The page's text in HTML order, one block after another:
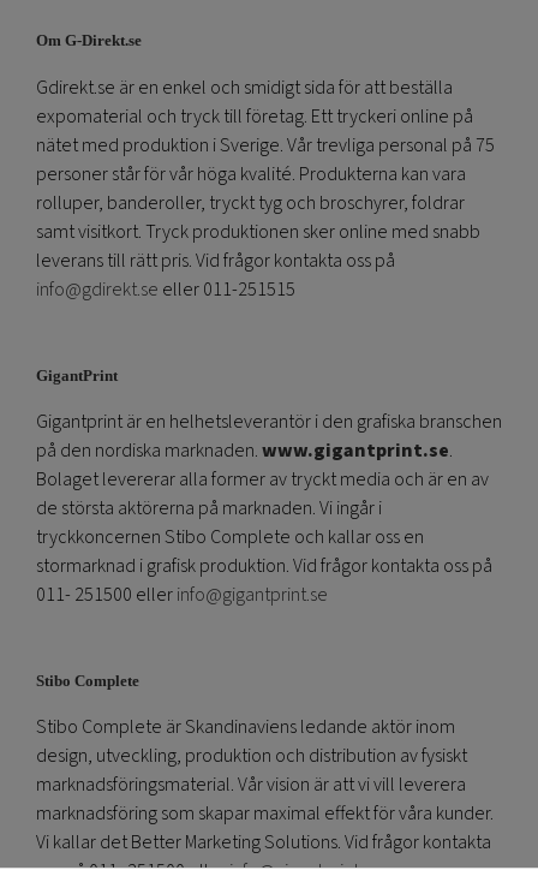
Om G-Direkt.se
Gdirekt.se är en enkel och smidigt sida för att beställa
expomaterial och tryck till företag. Ett tryckeri online på
nätet med produktion i Sverige. Vår trevliga personal på 75
personer står för vår höga kvalité. Produkterna kan vara
rolluper, banderoller, tryckt tyg och broschyrer, foldrar
samt visitkort. Tryck produktionen sker online med snabb
leverans till rätt pris. Vid frågor kontakta oss på
info@gdirekt.se eller 011-251515
GigantPrint
Gigantprint är en helhetsleverantör i den grafiska branschen
på den nordiska marknaden.www.gigantprint.se.
Bolaget levererar alla former av tryckt media och är en av
de största aktörerna på marknaden. Vi ingår i
tryckkoncernen Stibo Complete och kallar oss en
stormarknad i grafisk produktion. Vid frågor kontakta oss på
011- 251500 ellerinfo@gigantprint.se
Stibo Complete
Stibo Complete är Skandinaviens ledande aktör inom
design, utveckling, produktion och distribution av fysiskt
marknadsföringsmaterial. Vår vision är att vi vill leverera
marknadsföring som skapar maximal effekt för våra kunder.
Vi kallar det Better Marketing Solutions. Vid frågor kontakta
oss på 011- 251500 ellerinfo@gigantprint.se